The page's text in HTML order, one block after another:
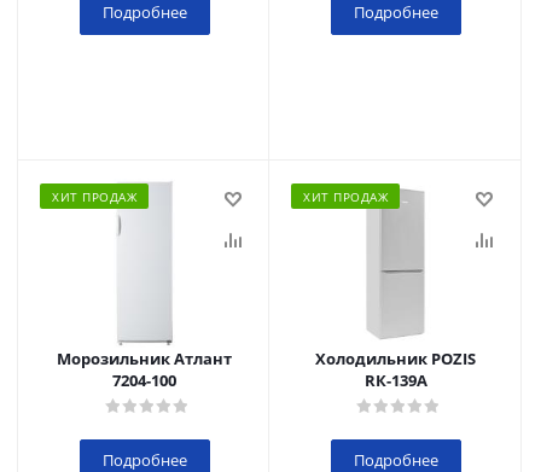
Подробнее Подробнее
ХИТ ПРОДАЖ
Морозильник Атлант
7204-100
Подробнее
ХИТ ПРОДАЖ
Холодильник POZIS
RК-139А
Подробнее